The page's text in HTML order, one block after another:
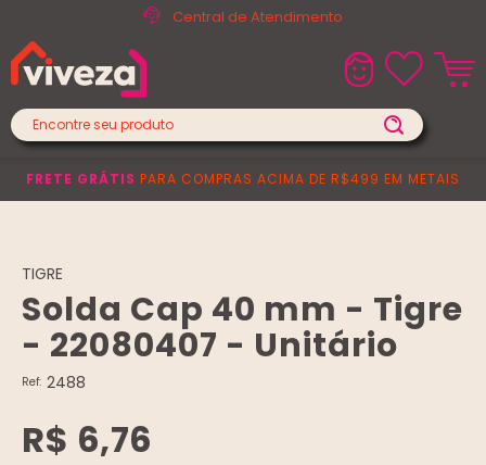
Central de Atendimento
FRETE GRÁTIS PARA COMPRAS ACIMA DE R$499 EM METAIS
TIGRE
Solda Cap 40 mm - Tigre
- 22080407 - Unitário
Ref: 2488
R$ 6,76